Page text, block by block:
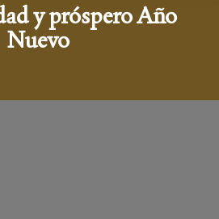
y próspero Año
Nuevo